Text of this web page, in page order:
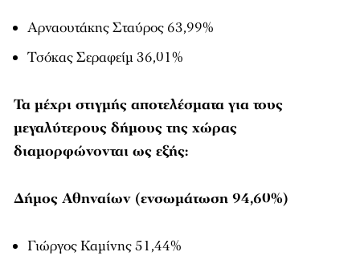
Αρναουτάκης Σταύρος 63,99%
Τσόκας Σεραφείμ 36,01%
Τα μέχρι στιγμής αποτελέσματα για τους
μεγαλύτερους δήμους της χώρας
διαμορφώνονται ως εξής:
Δήμος Αθηναίων (ενσωμάτωση 94,60%)
Γιώργος Καμίνης 51,44%